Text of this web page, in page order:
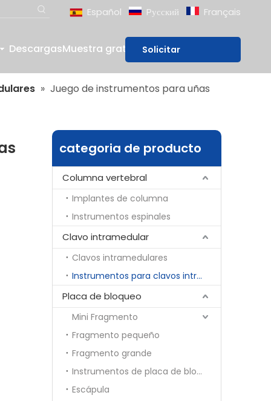
Español Pусский Français
DescargasMuestra gratis Blog
Solicitar
presupuesto
» Juego de instrumentos para uñas
categoria de producto
Columna vertebral
Implantes de columna
Instrumentos espinales
Clavo intramedular
Clavos intramedulares
Instrumentos para clavos intramedulares
Placa de bloqueo
Mini Fragmento
Fragmento pequeño
Fragmento grande
Instrumentos de placa de bloqueo
Escápula